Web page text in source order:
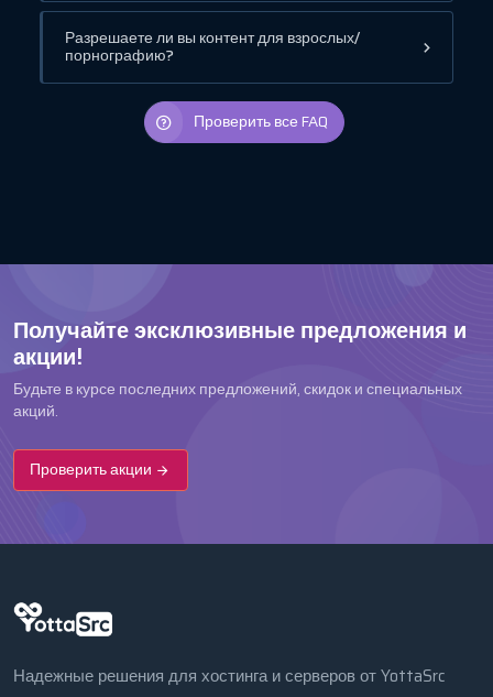
Разрешаете ли вы контент для взрослых/
порнографию?
Проверить все FAQ
Получайте эксклюзивные предложения и
акции!
Будьте в курсе последних предложений, скидок и специальных
акций.
Проверить акции
Надежные решения для хостинга и серверов от YottaSrc